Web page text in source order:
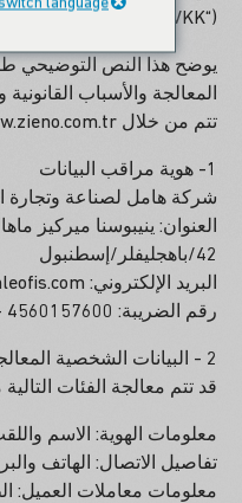
(“KVKK”).
يوضح هذا النص التوضيحي
المعالجة والأسباب
تتم من خلال www.zieno.com.tr.
1- هوية مراقب البيانات
شركة هامل لصناعة وتجارة
42/باهجليفلر/إسطنبول
البريد الإلكتروني: muhasebe@hamleofis.com
رقم الضريبة: 4560157600 - Yeni Bosna V.D.
2 - البيانات الشخصية المعالجة
قد تتم معالجة الفئات
معلومات الهوية: الاسم
تفاصيل الاتصال: الهاتف
معلومات معاملات العميل: